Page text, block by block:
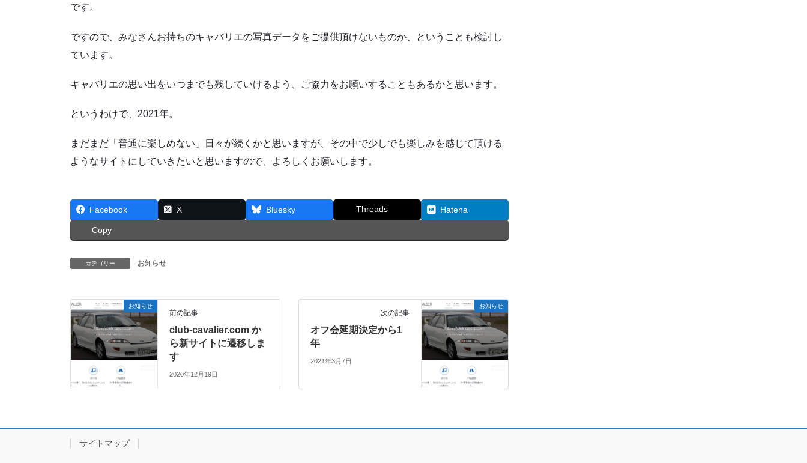
です。
ですので、みなさんお持ちのキャバリエの写真データをご提供頂けないものか、ということも検討し
ています。
キャバリエの思い出をいつまでも残していけるよう、ご協力をお願いすることもあるかと思います。
というわけで、2021年。
まだまだ「普通に楽しめない」日々が続くかと思いますが、その中で少しでも楽しみを感じて頂ける
ようなサイトにしていきたいと思いますので、よろしくお願いします。
Facebook X Bluesky Threads Hatena
Copy
カテゴリー お知らせ
お知らせ
前の記事
club-cavalier.com か
ら新サイトに遷移しま
す
2020年12月19日
お知らせ
次の記事
オフ会延期決定から1
年
2021年3月7日
サイトマップ